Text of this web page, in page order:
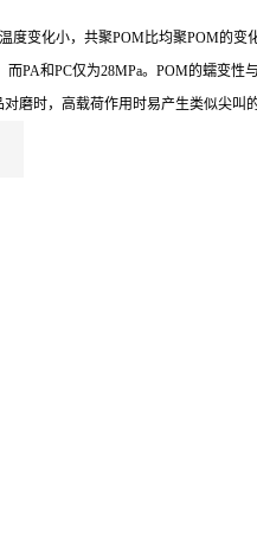
度变化小，共聚POM比均聚POM的变
PA和PC仅为28MPa。POM的蠕变性
磨时，高载荷作用时易产生类似尖叫的